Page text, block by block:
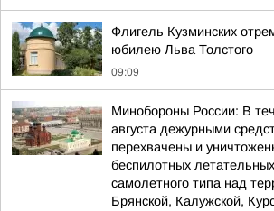
Флигель Кузминских
юбилею Льва Толстого
09:09
Минобороны России: В
августа дежурными
перехвачены и
беспилотных
самолетного типа над
Брянской, Калужской,